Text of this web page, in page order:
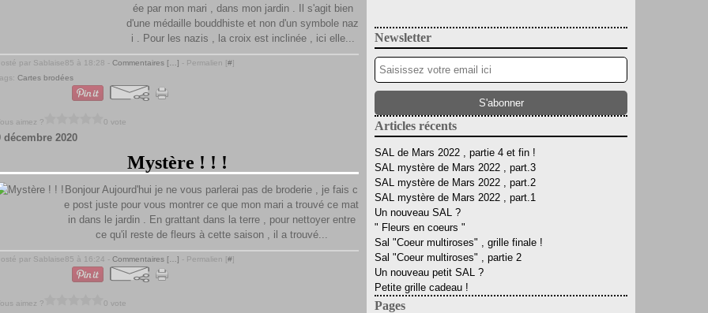
ée par mon mari , dans mon jardin . Il s'agit bien
d'une médaille bouddhiste et non d'un symbole naz
i . Pour les nazis , la croix est inclinée , ici elle...
par Sablaise85 à 18:28 - Commentaires [ ] - Permalien [#]
Cartes brodées
aimez ? 0 vote
décembre 2020
Mystère ! ! !
Bonjour Aujourd'hui je ne vous parlerai pas de broderie , je fais c
e post juste pour vous montrer ce que mon mari a trouvé ce mat
in dans le jardin . En grattant dans la terre , pour nettoyer entre
ce qu'il reste de fleurs à cette saison , il a trouvé...
par Sablaise85 à 16:24 - Commentaires [ ] - Permalien [#]
aimez ? 0 vote
Newsletter
Articles récents
SAL de Mars 2022 , partie 4 et fin !
SAL mystère de Mars 2022 , part.3
SAL mystère de Mars 2022 , part.2
SAL mystère de Mars 2022 , part.1
Un nouveau SAL ?
" Fleurs en coeurs "
Sal "Coeur multiroses" , grille finale !
Sal "Coeur multiroses" , partie 2
Un nouveau petit SAL ?
Petite grille cadeau !
Pages